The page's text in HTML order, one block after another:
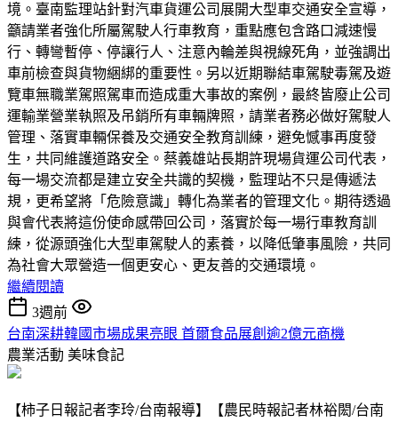
境。臺南監理站針對汽車貨運公司展開大型車交通安全宣導，
籲請業者強化所屬駕駛人行車教育，重點應包含路口減速慢
行、轉彎暫停、停讓行人、注意內輪差與視線死角，並強調出
車前檢查與貨物綑綁的重要性。另以近期聯結車駕駛毒駕及遊
覽車無職業駕照駕車而造成重大事故的案例，最終皆廢止公司
運輸業營業執照及吊銷所有車輛牌照，請業者務必做好駕駛人
管理、落實車輛保養及交通安全教育訓練，避免憾事再度發
生，共同維護道路安全。蔡義雄站長期許現場貨運公司代表，
每一場交流都是建立安全共識的契機，監理站不只是傳遞法
規，更希望將「危險意識」轉化為業者的管理文化。期待透過
與會代表將這份使命感帶回公司，落實於每一場行車教育訓
練，從源頭強化大型車駕駛人的素養，以降低肇事風險，共同
為社會大眾營造一個更安心、更友善的交通環境。
繼續閱讀
3週前
台南深耕韓國市場成果亮眼 首爾食品展創逾2億元商機
農業活動 美味食記
【柿子日報記者李玲/台南報導】【農民時報記者林裕閎/台南